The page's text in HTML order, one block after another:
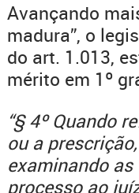
Avançando
madura”, o
do art. 1.013,
mérito em 1º
“§ 4º Quando
ou a
examinando
processo ao